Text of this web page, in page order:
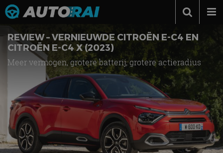
Autonieuws
Podcast
Autotests
Automerken
Adverteren
Contact
MotorRAI.nl
REVIEW – VERNIEUWDE CITROËN E-C4 EN
CITROËN E-C4 X (2023)
Meer vermogen, grotere batterij, grotere actieradius